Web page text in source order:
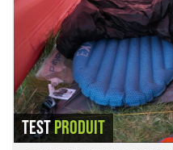
n’hésitent pas à
proposer des produits
petite histoire, “As
aragonais, et
TESTPRODUIT